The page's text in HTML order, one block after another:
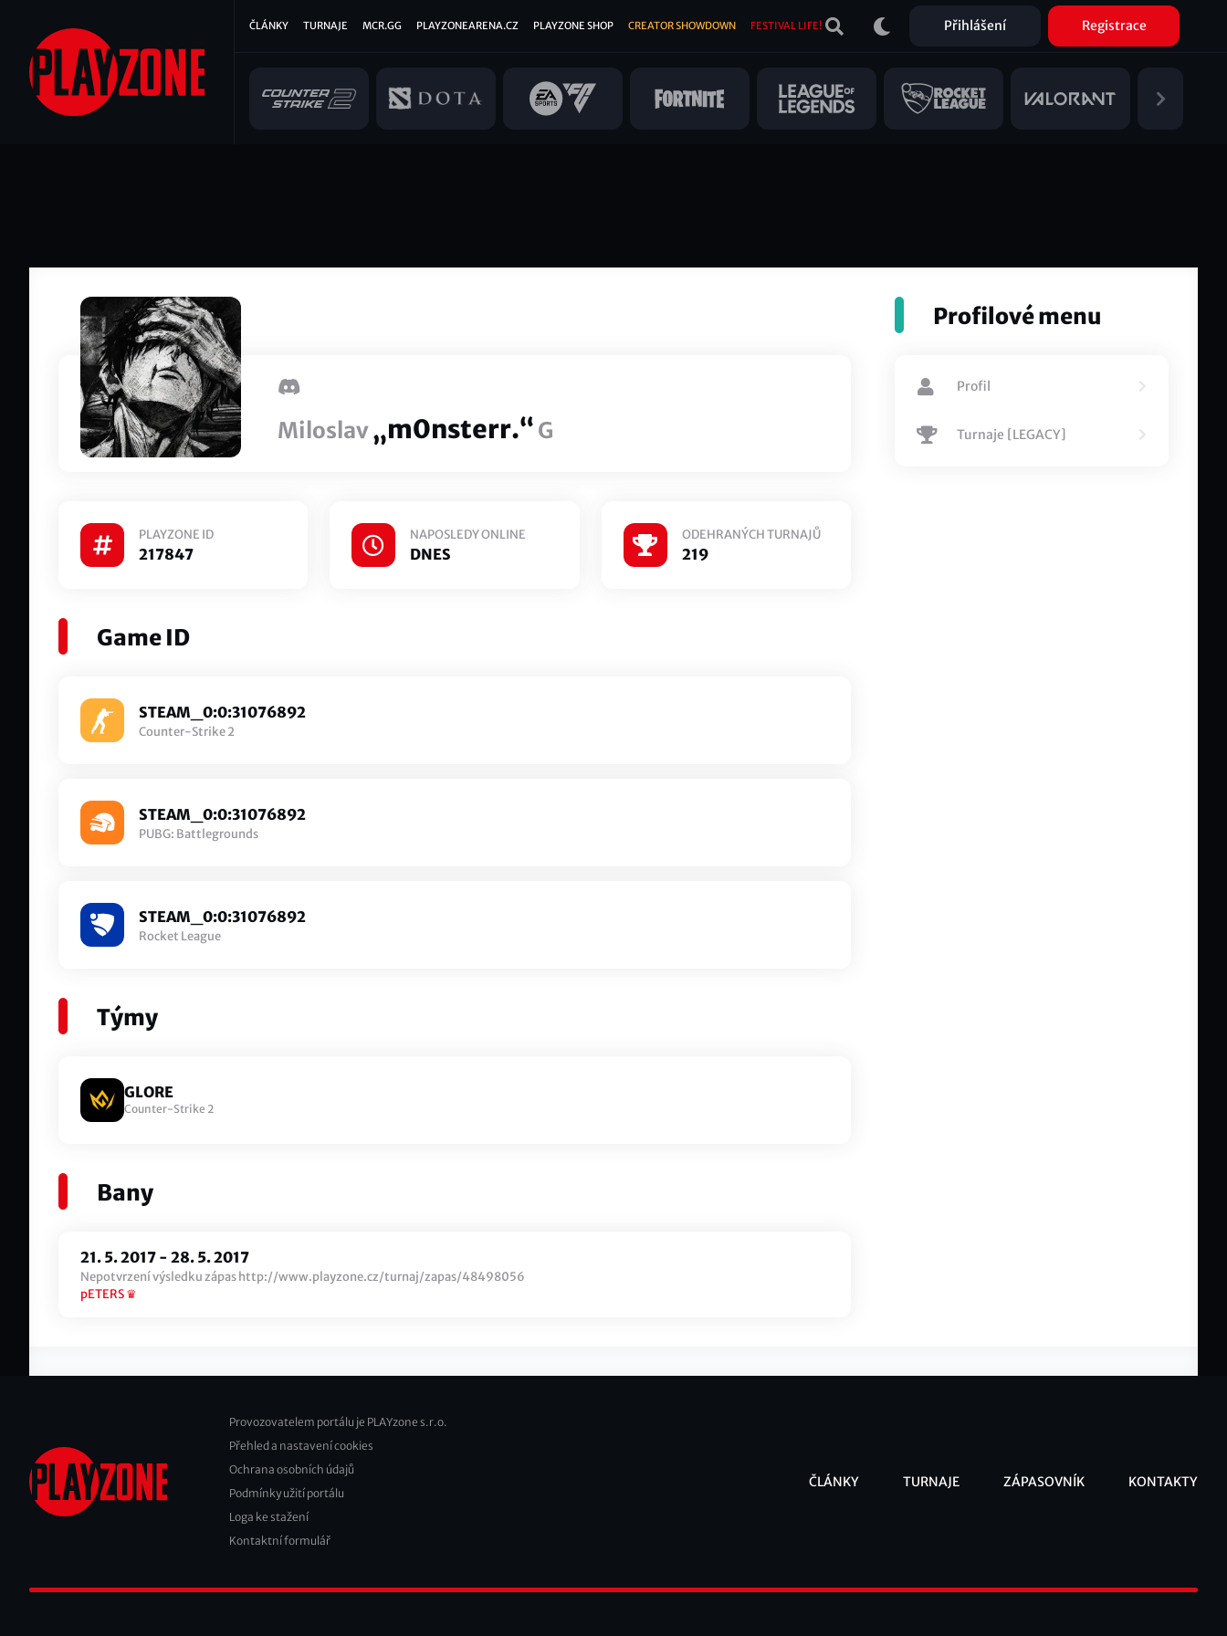
hlavnímu
obsahu
Přihlášení Registrace
Hlavní
ČLÁNKY TURNAJE MCR.GG PLAYZONEARENA.CZ PLAYZONE SHOP CREATOR SHOWDOWN FESTIVAL LIFE!
Miloslav„m0nsterr.“G
PLAYZONE ID
217847
NAPOSLEDY ONLINE
DNES
ODEHRANÝCH TURNAJŮ
219
Game ID
STEAM_0:0:31076892
Counter-Strike 2
STEAM_0:0:31076892
PUBG: Battlegrounds
STEAM_0:0:31076892
Rocket League
Týmy
GLORE
Counter-Strike 2
Bany
21. 5. 2017 - 28. 5. 2017
Nepotvrzení výsledku zápas http://www.playzone.cz/turnaj/zapas/48498056
pETERS ♛
Profilové menu
Profil
Turnaje [LEGACY]
Footer
2
Provozovatelem portálu je PLAYzone s.r.o.
Přehled a nastavení cookies
Ochrana osobních údajů
Podmínky užití portálu
Loga ke stažení
Kontaktní formulář
ČLÁNKY TURNAJE ZÁPASOVNÍK KONTAKTY